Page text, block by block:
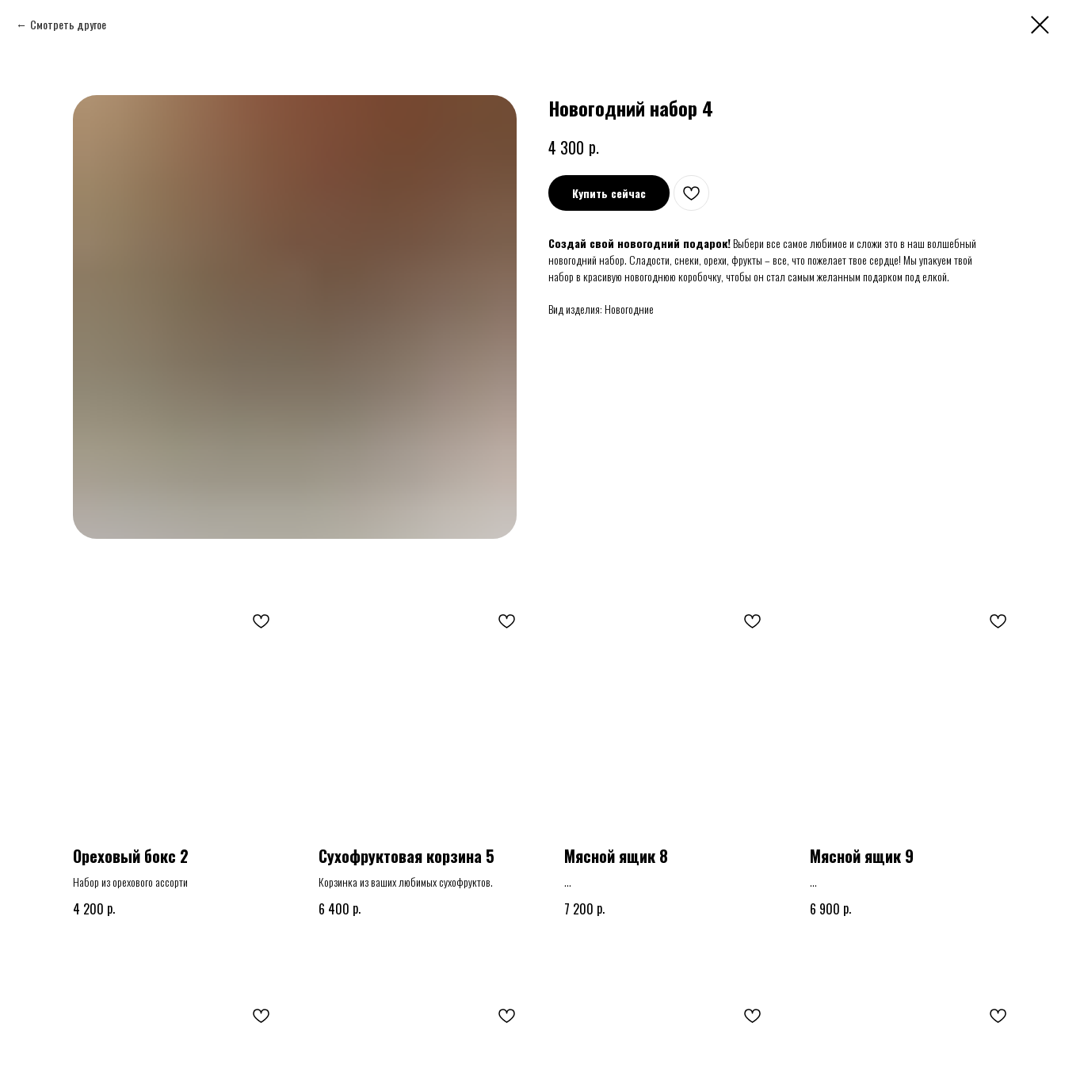
Смотреть другое
Новогодний набор 4
4 300 р.
Купить сейчас
Создай свой новогодний подарок!Выбери все самое любимое и сложи это в наш волшебный
новогодний набор. Сладости, снеки, орехи, фрукты – все, что пожелает твое сердце! Мы упакуем твой
набор в красивую новогоднюю коробочку, чтобы он стал самым желанным подарком под елкой.
Вид изделия: Новогодние
Ореховый бокс 2
Набор из орехового ассорти
4 200 р.
Сухофруктовая корзина 5
Корзинка из ваших любимых сухофруктов.
6 400 р.
Мясной ящик 8
7 200 р.
Мясной ящик 9
6 900 р.